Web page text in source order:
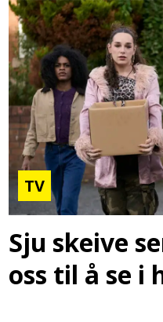
TV
Sju skeive
oss til å se i